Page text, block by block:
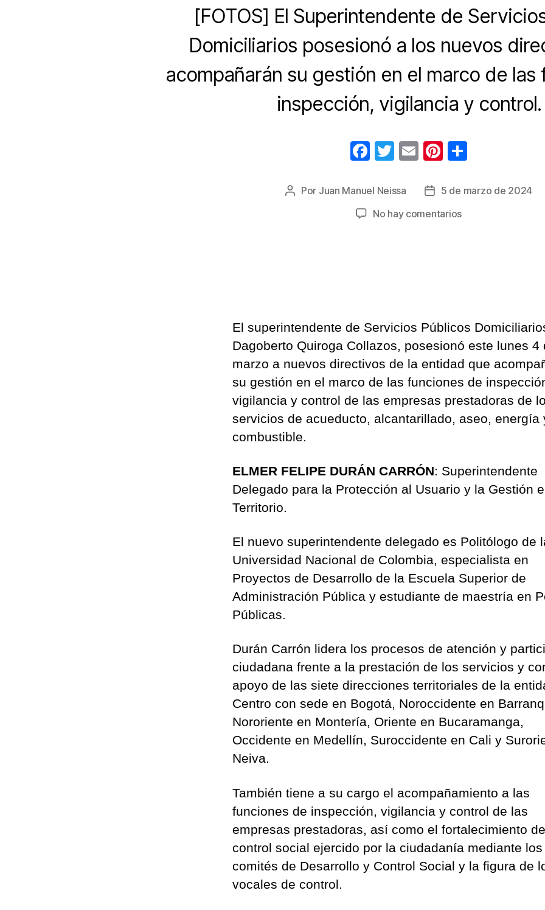
[FOTOS] El Superintendente de
Domiciliarios posesionó a los nuevos
acompañarán su gestión en el marco de las
inspección, vigilancia y control.
F
c
e
T
tt
er
E
ail
Pi
er
e
m
Autor
Por Juan Manuel Neissa
Fecha
la
5 de marzo de 2024
No hay comentariosen
Servicios
Públicos
Domiciliarios
El superintendente de Servicios Públicos
Dagoberto Quiroga Collazos, posesionó este lunes 4
marzo a nuevos directivos de la entidad que
su gestión en el marco de las funciones de
vigilancia y control de las empresas prestadoras de
servicios de acueducto, alcantarillado, aseo, energía
combustible.
ELMER FELIPE DURÁN CARRÓN: Superintendente
Delegado para la Protección al Usuario y la Gestión
Territorio.
El nuevo superintendente delegado es Politólogo de
Universidad Nacional de Colombia, especialista en
Proyectos de Desarrollo de la Escuela Superior de
Administración Pública y estudiante de maestría en
Públicas.
Durán Carrón lidera los procesos de atención y
ciudadana frente a la prestación de los servicios y
apoyo de las siete direcciones territoriales de la
Centro con sede en Bogotá, Noroccidente en
Nororiente en Montería, Oriente en Bucaramanga,
Occidente en Medellín, Suroccidente en Cali y
Neiva.
También tiene a su cargo el acompañamiento a las
funciones de inspección, vigilancia y control de las
empresas prestadoras, así como el fortalecimiento
control social ejercido por la ciudadanía mediante los
comités de Desarrollo y Control Social y la figura de
vocales de control.